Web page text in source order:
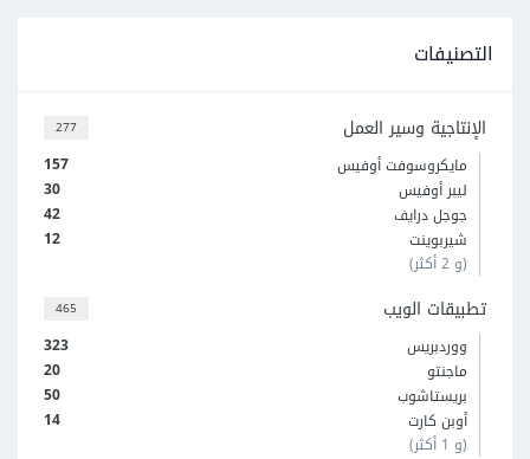
التصنيفات
277 الإنتاجية وسير العمل
157
مايكروسوفت أوفيس
30
ليبر أوفيس
42
جوجل درايف
12
شيربوينت
(و 2 أكثر)
465 تطبيقات الويب
323
ووردبريس
20
ماجنتو
50
بريستاشوب
14
أوبن كارت
(و 1 أكثر)